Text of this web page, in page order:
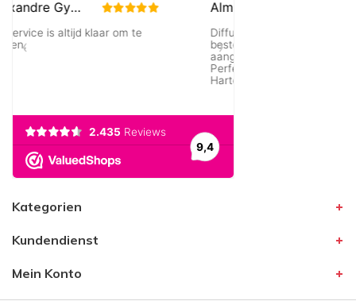
Kategorien
Kundendienst
Mein Konto